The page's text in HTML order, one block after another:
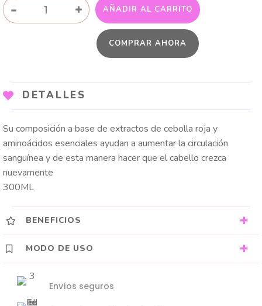
-
CAPILAR
+ AÑADIR AL CARRITO
COMPRAR AHORA
DETALLES
Su composición a base de extractos de cebolla roja y
aminoácidos esenciales ayudan a aumentar la circulación
sanguínea y de esta manera hacer que el cabello crezca
nuevamente
300ML
BENEFICIOS
MODO DE USO
Envíos seguros